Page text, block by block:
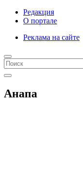
Редакция
О портале
Реклама на сайте
Анапа